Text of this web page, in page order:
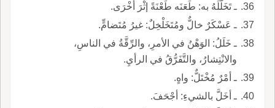
ـ تَخَلَّلَهُ به: طَعَنَه طَعْنَةً إثْرَ أُخْرَى.
ـ عَسْكَرٌ خالٌّ ومُتَخَلْخِلٌ: غيرُ مُتَضامٍّ.
ـ خَلَلُ: الوَهْنُ في الأمرِ، والرِّقَّةُ في الناسِ،
والانْتِشارُ، والتَّفَرُّقُ في الرأيِ.
ـ أمْرٌ مُخْتَلٌّ: واهٍ.
ـ أخَلَّ بالشيءِ: أجْحَفَ.